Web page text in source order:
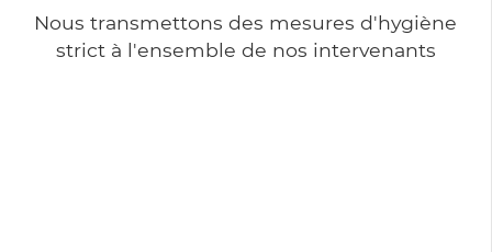
Nous transmettons des mesures d'hygiène
strict à l'ensemble de nos intervenants